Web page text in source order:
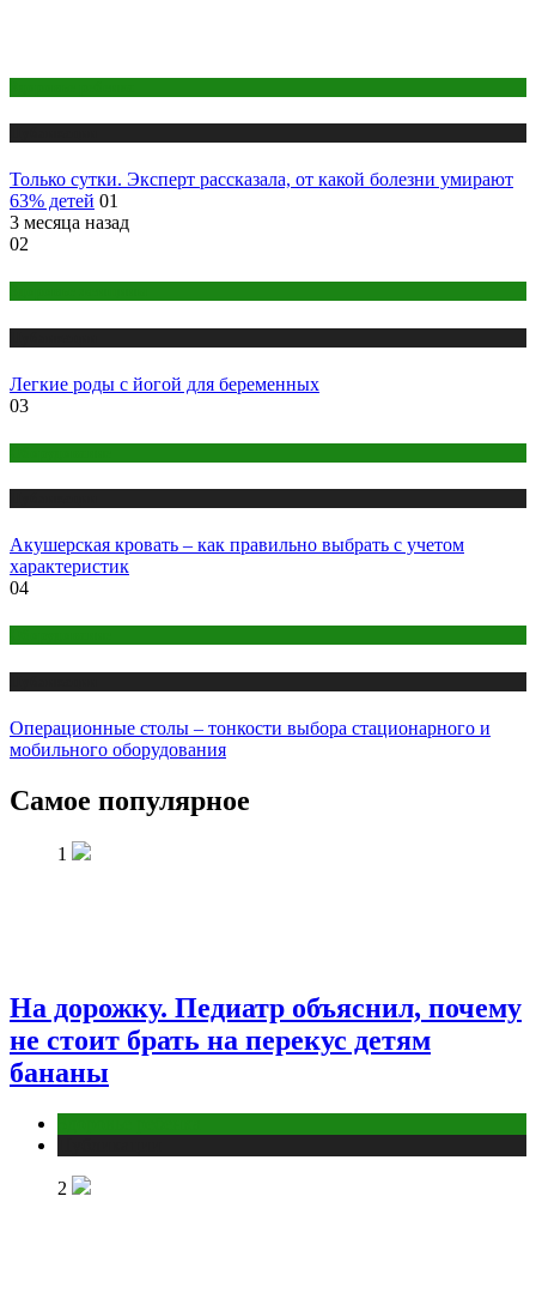
Только сутки. Эксперт рассказала, от какой болезни умирают
63% детей 01
3 месяца назад
02
Легкие роды с йогой для беременных
03
Акушерская кровать – как правильно выбрать с учетом
характеристик
04
Операционные столы – тонкости выбора стационарного и
мобильного оборудования
Самое популярное
1
На дорожку. Педиатр объяснил, почему
не стоит брать на перекус детям
бананы
2